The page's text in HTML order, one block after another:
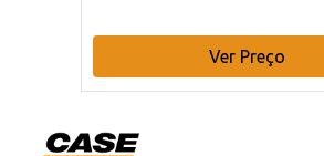
Ver Preço